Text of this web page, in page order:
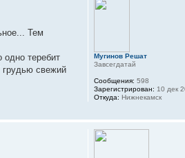
Тем
одно теребит
грудью свежий
Мугинов Решат
Завсегдатай
Сообщения: 598
Зарегистрирован: 10 дек
Откуда: Нижнекамск